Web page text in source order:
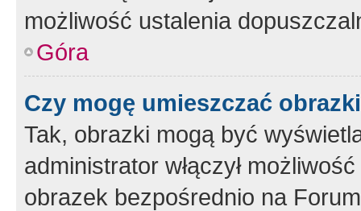
możliwość ustalenia
Góra
Czy mogę umieszczać
Tak, obrazki mogą być
administrator włączył
obrazek bezpośrednio na